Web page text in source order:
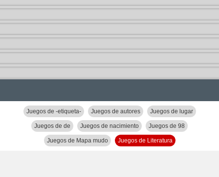
Juegos de -etiqueta- Juegos de autores Juegos de lugar
Juegos de de Juegos de nacimiento Juegos de 98
Juegos de Mapa mudo Juegos de Literatura